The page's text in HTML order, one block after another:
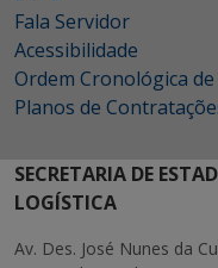
Fala Servidor
Acessibilidade
Ordem Cronológica
Planos de
SECRETARIA DE
LOGÍSTICA
Av. Des. José Nunes da